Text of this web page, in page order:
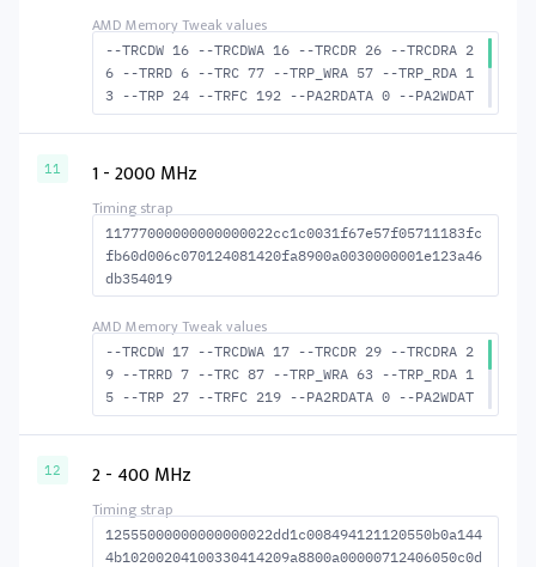
--TRCDW 16 --TRCDWA 16 --TRCDR 26 --TRCDRA 2
6 --TRRD 6 --TRC 77 --TRP_WRA 57 --TRP_RDA 1
3 --TRP 24 --TRFC 192 --PA2RDATA 0 --PA2WDAT
A 0 --TFAW 10 --TCRCRL 3 --TCRCWL 7 --TFAW32
-ACTWR 61 --RAS2RAS 192 --RP 48 --WRPLUSRP 5
11 1 - 2000 MHz
11777000000000000022cc1c0031f67e57f05711183fc
fb60d006c070124081420fa8900a0030000001e123a46
db354019
--TRCDW 17 --TRCDWA 17 --TRCDR 29 --TRCDRA 2
9 --TRRD 7 --TRC 87 --TRP_WRA 63 --TRP_RDA 1
5 --TRP 27 --TRFC 219 --PA2RDATA 0 --PA2WDAT
A 0 --TFAW 12 --TCRCRL 3 --TCRCWL 7 --TFAW32
MACTWR 70 --RAS2RAS 219 --RP 53 --WRPLUSRP 6
12 2 - 400 MHz
12555000000000000022dd1c008494121120550b0a144
4b10200204100330414209a8800a00000712406050c0d